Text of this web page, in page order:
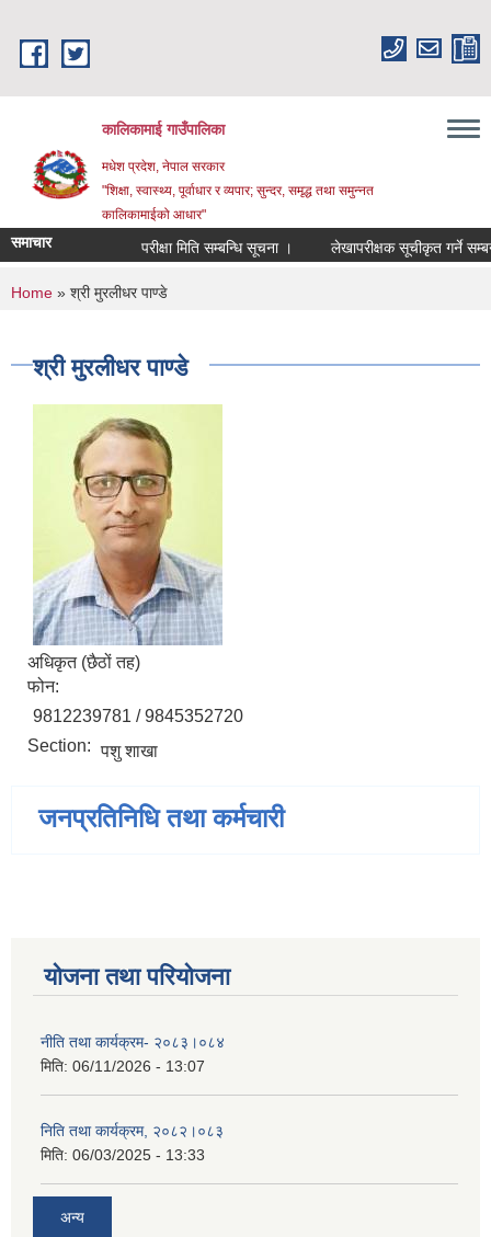
कालिकामाई गाउँपालिका
मधेश प्रदेश, नेपाल सरकार
"शिक्षा, स्वास्थ्य, पूर्वाधार र व्यपार; सुन्दर, समृद्ध तथा समुन्नत
कालिकामाईको आधार"
समाचार परीक्षा मिति सम्बन्धि सूचना । लेखापरीक्षक सूचीकृत गर्ने
You are here
Home » श्री मुरलीधर पाण्डे
श्री मुरलीधर पाण्डे
अधिकृत (छैठों तह)
फोन:
9812239781 / 9845352720
Section: पशु शाखा
जनप्रतिनिधि तथा कर्मचारी
योजना तथा परियोजना
नीति तथा कार्यक्रम- २०८३।०८४
मिति: 06/11/2026 - 13:07
निति तथा कार्यक्रम, २०८२।०८३
मिति: 06/03/2025 - 13:33
अन्य